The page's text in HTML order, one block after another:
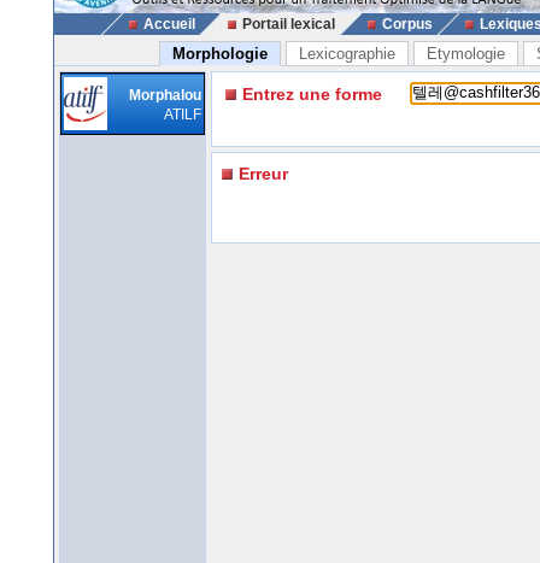
Accueil Portail lexical Corpus
Morphologie Lexicographie Etymologie
Morphalou
ATILF
Entrez une forme
Erreur